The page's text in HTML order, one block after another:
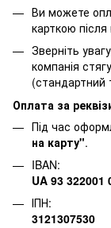
Ви можете
карткою після
Зверніть
компанія
(стандартний
Оплата за
Під час
на карту".
IBAN:
UA 93 322001
ІПН:
3121307530